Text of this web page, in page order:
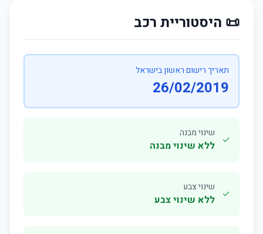
📜 היסטוריית רכב
תאריך רישום ראשון בישראל
26/02/2019
✓
שינוי מבנה
ללא שינוי מבנה
✓
שינוי צבע
ללא שינוי צבע